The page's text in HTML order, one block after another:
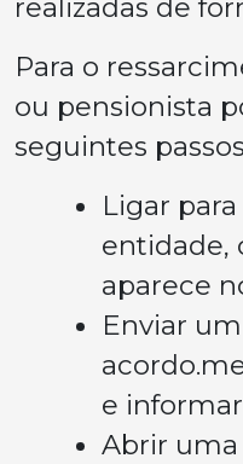
realizadas de
Para o
ou pensionista
seguintes
Ligar
entidade,
aparece
Enviar
e
Abrir